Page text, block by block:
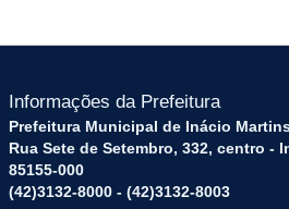
Informações da Prefeitura
Prefeitura Municipal de Inácio
Rua Sete de Setembro, 332, centro -
85155-000
(42)3132-8000 - (42)3132-8003